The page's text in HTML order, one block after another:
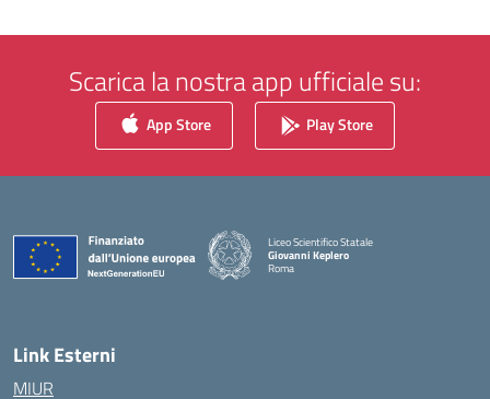
Scarica la nostra app ufficiale su:
App Store Play Store
Liceo Scientifico Statale
Giovanni Keplero
Roma
Link Esterni
MIUR